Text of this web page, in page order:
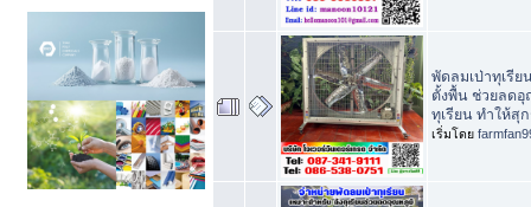
พัดลมเป่าทุเรีย
ตั้งพื้น ช่วยลด
ทุเรียน ทำให้สุ
เริ่มโดย